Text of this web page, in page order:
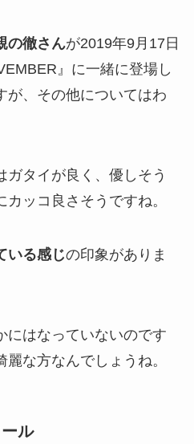
の徹さんが2019年9月17日
』に一緒に登場し
が、その他についてはわ
ガタイが良く、優しそう
ッコ良さそうですね。
いる感じの印象がありま
にはなっていないのです
な方なんでしょうね。
ル